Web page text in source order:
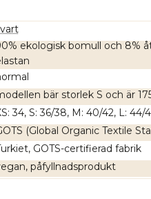
ekologisk bomull och 8%
bär storlek S och är
34, S: 36/38, M: 40/42, L: 44/
(Global Organic Textile
GOTS-certifierad fabrik
påfyllnadsprodukt